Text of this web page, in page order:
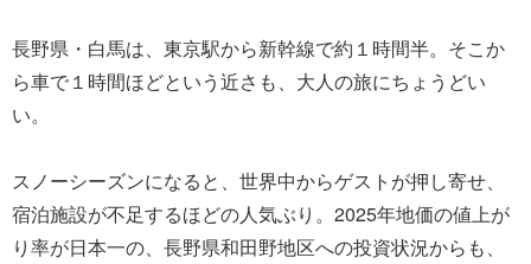
長野県・白馬は、東京駅から新幹線で約１時間半。そこか
ら車で１時間ほどという近さも、大人の旅にちょうどい
い。
スノーシーズンになると、世界中からゲストが押し寄せ、
宿泊施設が不足するほどの人気ぶり。2025年地価の値上が
り率が日本一の、長野県和田野地区への投資状況からも、